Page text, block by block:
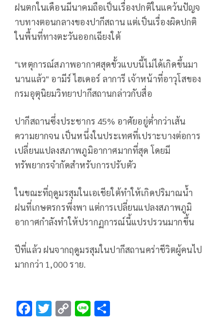
ฝนตกในเดือนมีนาคมถือเป็นเรื่องปกติในแคว้นปัญจ
าบทางตอนกลางของปากีสถาน แต่เป็นเรื่องผิดปกติ
ในพื้นที่ทางตะวันออกเฉียงใต้
"เหตุการณ์สภาพอากาศสุดขั้วแบบนี้ไม่ได้เกิดขึ้นมา
นานแล้ว" อามีร์ ไฮเดอร์ ลาการี เจ้าหน้าที่อาวุโสของ
กรมอุตุนิยมวิทยาปากีสถานกล่าวกับสื่อ
ปากีสถานซึ่งประชากร 45% อาศัยอยู่ต่ำกว่าเส้น
ความยากจน เป็นหนึ่งในประเทศที่เปราะบางต่อการ
เปลี่ยนแปลงสภาพภูมิอากาศมากที่สุด โดยมี
ทรัพยากรจำกัดสำหรับการปรับตัว
ในขณะที่ฤดูมรสุมในเอเชียใต้ทำให้เกิดปริมาณน้ำ
ฝนที่เกษตรกรพึ่งพา แต่การเปลี่ยนแปลงสภาพภูมิ
อากาศกำลังทำให้ปรากฏการณ์นี้แปรปรวนมากขึ้น
ปีที่แล้ว ฝนจากฤดูมรสุมในปากีสถานคร่าชีวิตผู้คนไป
มากกว่า 1,000 ราย.
F T C Li